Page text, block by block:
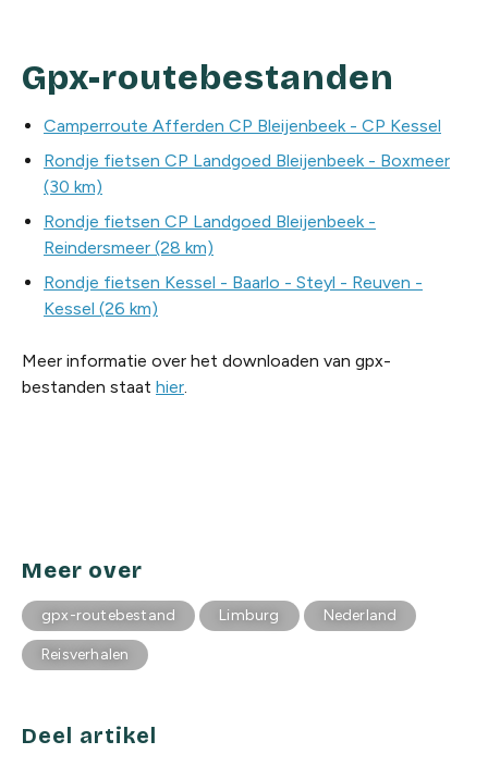
Gpx-routebestanden
Camperroute Afferden CP Bleijenbeek - CP Kessel
Rondje fietsen CP Landgoed Bleijenbeek - Boxmeer
(30 km)
Rondje fietsen CP Landgoed Bleijenbeek -
Reindersmeer (28 km)
Rondje fietsen Kessel - Baarlo - Steyl - Reuven -
Kessel (26 km)
Meer informatie over het downloaden van gpx-
bestanden staat hier.
Meer over
gpx-routebestand Limburg Nederland
Reisverhalen
Deel artikel